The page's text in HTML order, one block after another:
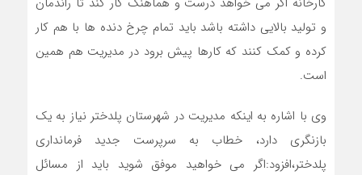
و تولید بالایی داشته باشد باید تمام چرخ دنده ها با هم کار
کرده و کمک کنند که کارها پیش برود در مدیریت هم همین
است.
وی با اشاره به اینکه مدیریت در شهرستان پلدختر نیاز به یک
بازنگری دارد، خطاب به سرپرست جدید فرمانداری
پلدختر،افزود:اگر می خواهید موفق شوید باید از مسائل